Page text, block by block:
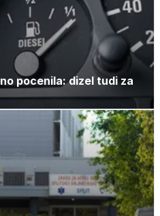
pocenila: dizel tudi za